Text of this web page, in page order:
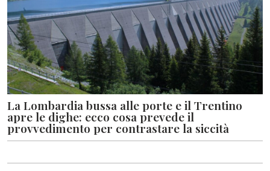
La Lombardia bussa alle porte e il Trentino
apre le dighe: ecco cosa prevede il
provvedimento per contrastare la siccità